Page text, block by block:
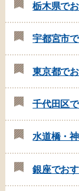
栃木県で
宇都宮市
東京都で
千代田区
水道橋・
銀座でお